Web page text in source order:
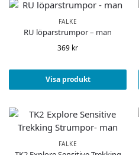
FALKE
RU löparstrumpor – man
369 kr
Visa produkt
FALKE